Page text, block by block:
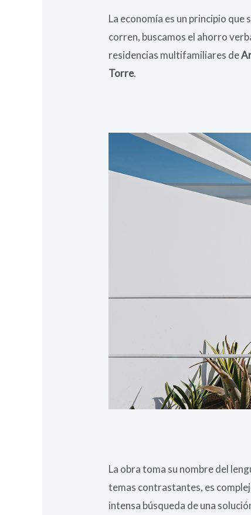
La economía es un principio
corren, buscamos el ahorro
residencias multifamiliares de
Torre.
La obra toma su nombre del
temas contrastantes, es
intensa búsqueda de una